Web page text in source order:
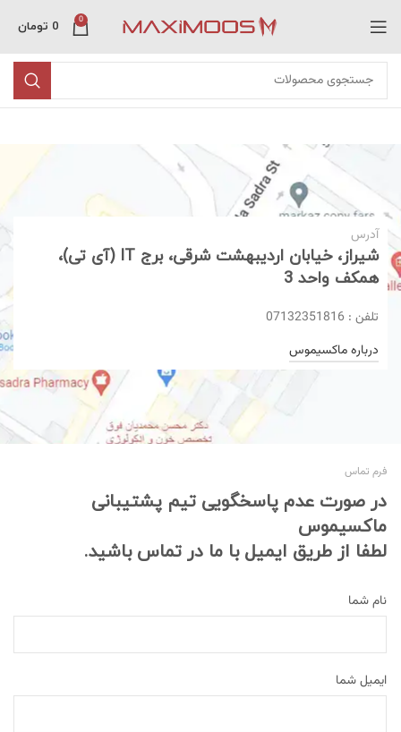
0
0 تومان
آدرس
شیراز، خیابان اردیبهشت شرقی، برج IT (آی تی)،
همکف واحد 3
تلفن : 07132351816
درباره ماکسیموس
فرم تماس
در صورت عدم پاسخگویی تیم پشتیبانی
ماکسیموس
لطفا از طریق ایمیل با ما در تماس باشید.
نام شما
ایمیل شما